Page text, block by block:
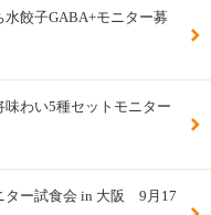
水餃子GABA+モニター募
味わい5種セットモニター
ター試食会 in 大阪 9月17